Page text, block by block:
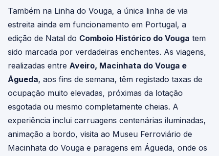
Também na Linha do Vouga, a única linha de via
estreita ainda em funcionamento em Portugal, a
edição de Natal do Comboio Histórico do Vouga tem
sido marcada por verdadeiras enchentes. As viagens,
realizadas entre Aveiro, Macinhata do Vouga e
Águeda, aos fins de semana, têm registado taxas de
ocupação muito elevadas, próximas da lotação
esgotada ou mesmo completamente cheias. A
experiência inclui carruagens centenárias iluminadas,
animação a bordo, visita ao Museu Ferroviário de
Macinhata do Vouga e paragens em Águeda, onde os